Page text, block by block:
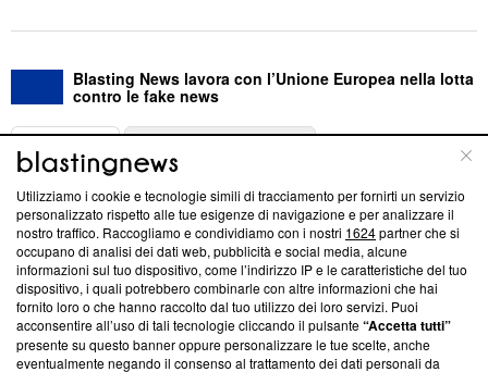
Blasting News lavora con l’Unione Europea nella lotta
contro le fake news
ABOUT
Questa sezione offre informazioni trasparenti su Blasting
News, sui nostri processi editoriali e su come ci impegniamo a
creare news di qualità. Inoltre, afferma la nostra aderenza a
‘Trust Project - News with Integrity’Blasting News non è
ancora membro del programma, ma ha richiesto di farne
parte; Trust Project non ha ancora effettuato una verifica di
conformità agli standard.
Utilizziamo i cookie e tecnologie simili di tracciamento per fornirti un servizio
personalizzato rispetto alle tue esigenze di navigazione e per analizzare il
nostro traffico. Raccogliamo e condividiamo con i nostri 1624partner che si
occupano di analisi dei dati web, pubblicità e social media, alcune
informazioni sul tuo dispositivo, come l’indirizzo IP e le caratteristiche del tuo
dispositivo, i quali potrebbero combinarle con altre informazioni che hai
fornito loro o che hanno raccolto dal tuo utilizzo dei loro servizi. Puoi
acconsentire all’uso di tali tecnologie cliccando il pulsante“Accetta tutti”
presente su questo banner oppure personalizzare le tue scelte, anche
eventualmente negando il consenso al trattamento dei dati personali da